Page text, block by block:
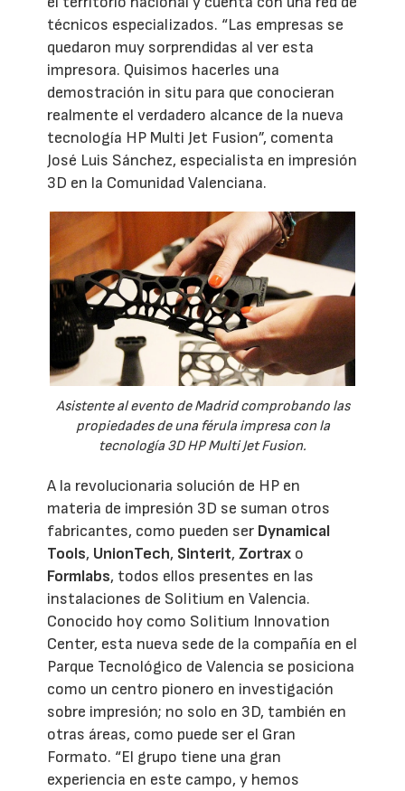
técnicos especializados. “Las empresas se
quedaron muy sorprendidas al ver esta
impresora. Quisimos hacerles una
demostración in situ para que conocieran
realmente el verdadero alcance de la nueva
tecnología HP Multi Jet Fusion”, comenta
José Luis Sánchez, especialista en impresión
3D en la Comunidad Valenciana.
Asistente al evento de Madrid comprobando las
propiedades de una férula impresa con la
tecnología 3D HP Multi Jet Fusion.
A la revolucionaria solución de HP en
materia de impresión 3D se suman otros
fabricantes, como pueden ser Dynamical
Tools, UnionTech, Sinterit,Zortrax o
Formlabs, todos ellos presentes en las
instalaciones de Solitium en Valencia.
Conocido hoy como Solitium Innovation
Center, esta nueva sede de la compañía en el
Parque Tecnológico de Valencia se posiciona
como un centro pionero en investigación
sobre impresión; no solo en 3D, también en
otras áreas, como puede ser el Gran
Formato. “El grupo tiene una gran
experiencia en este campo, y hemos